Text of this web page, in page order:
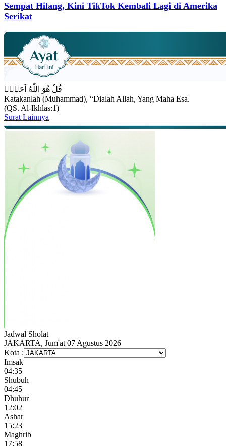
Sempat Hilang, Kini TikTok Kembali Lagi di Amerika
Serikat
قُلْ هُوَ اللّٰهُ اَحَدٌۚ
Katakanlah (Muhammad), “Dialah Allah, Yang Maha Esa.
(QS. Al-Ikhlas:1)
Surat Lainnya
Jadwal Sholat
JAKARTA, Jum'at 07 Agustus 2026
Kota :
Imsak
04:35
Shubuh
04:45
Dhuhur
12:02
Ashar
15:23
Maghrib
17:58